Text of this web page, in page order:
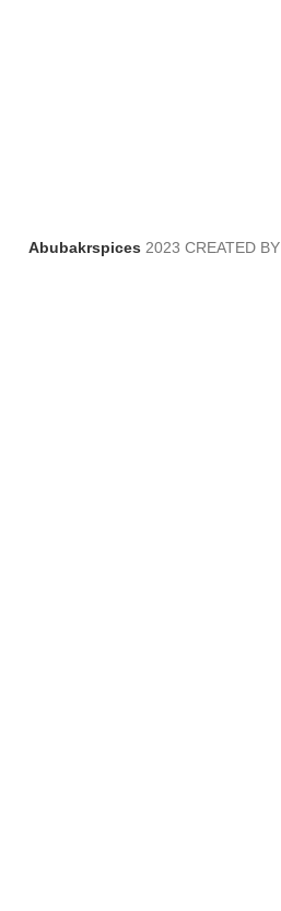
Abubakrspices 2023 CREATED BY